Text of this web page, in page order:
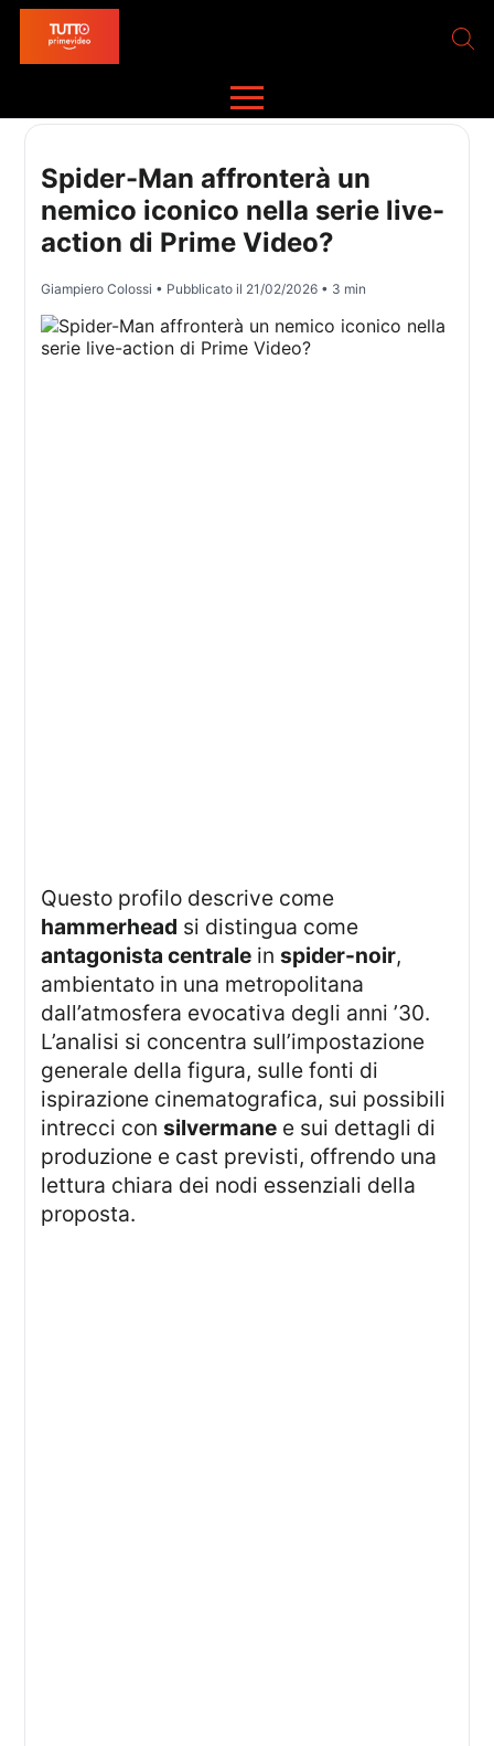
Spider-Man affronterà un
nemico iconico nella serie live-
action di Prime Video?
Giampiero Colossi • Pubblicato il 21/02/2026 • 3 min
Questo profilo descrive come
hammerhead si distingua come
antagonista centrale inspider-noir,
ambientato in una metropolitana
dall’atmosfera evocativa degli anni ’30.
L’analisi si concentra sull’impostazione
generale della figura, sulle fonti di
ispirazione cinematografica, sui possibili
intrecci consilvermane e sui dettagli di
produzione e cast previsti, offrendo una
lettura chiara dei nodi essenziali della
proposta.